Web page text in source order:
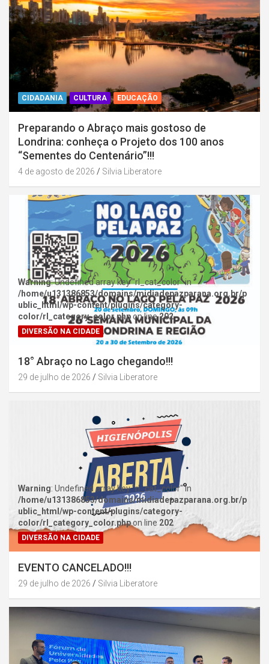
CIDADANIA CULTURA EDUCAÇÃO
Preparando o Abraço mais gostoso de
Londrina: conheça o Projeto dos 100 anos
“Sementes do Centenário”!!!
4 de agosto de 2026 Silvia Liberatore
Warning: Undefined array key "rl_cat_color" in
/home/u131386853/domains/midiadepazparana.org.br/p
ublic_html/wp-content/plugins/category-
color/rl_category_color.phpon line202
DIVERSÃO NA CIDADE
18° Abraço no Lago chegando!!!
29 de julho de 2026 Silvia Liberatore
Warning: Undefined array key "rl_cat_color" in
/home/u131386853/domains/midiadepazparana.org.br/p
ublic_html/wp-content/plugins/category-
color/rl_category_color.phpon line 202
DIVERSÃO NA CIDADE
EVENTO CANCELADO!!!
29 de julho de 2026 Silvia Liberatore